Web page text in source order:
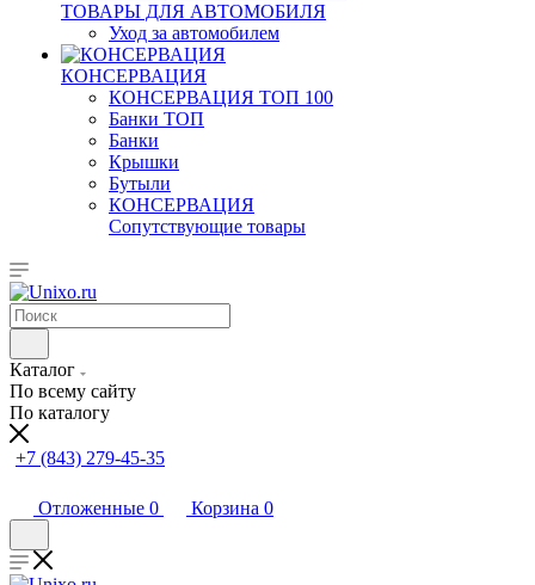
ТОВАРЫ ДЛЯ АВТОМОБИЛЯ
Уход за автомобилем
КОНСЕРВАЦИЯ
КОНСЕРВАЦИЯ ТОП 100
Банки ТОП
Банки
Крышки
Бутыли
КОНСЕРВАЦИЯ
Сопутствующие товары
Каталог
По всему сайту
По каталогу
+7 (843) 279-45-35
Отложенные 0 Корзина 0